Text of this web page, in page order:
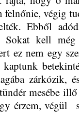
felnőnie, végig
Ebből
Sokat kell
ez nem egy
zárkózik,
mesébe
érzem, végül